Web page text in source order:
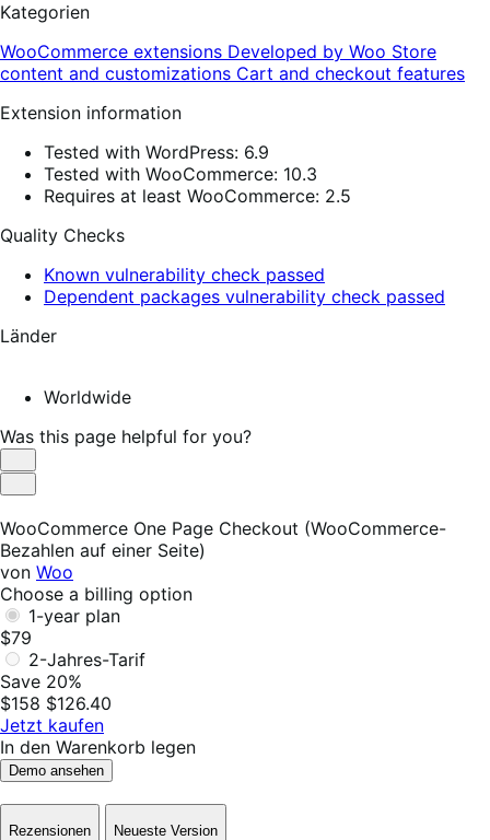
Kategorien
WooCommerce extensions Developed by Woo Store
content and customizations Cart and checkout features
Extension information
Tested with WordPress: 6.9
Tested with WooCommerce: 10.3
Requires at least WooCommerce: 2.5
Quality Checks
Known vulnerability check passed
Dependent packages vulnerability check passed
Länder
Worldwide
Was this page helpful for you?
Helpful
Not
WooCommerce One Page Checkout (WooCommerce-
Bezahlen auf einer Seite)
von Woo
Choose a billing option
1-year plan
$79
2-Jahres-Tarif
Save 20%
$158 $126.40
Jetzt kaufen
In den Warenkorb legen
Demo ansehen
Rezensionen
Neueste Version